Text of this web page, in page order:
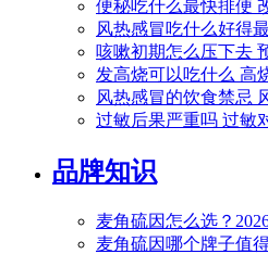
便秘吃什么最快排便
风热感冒吃什么好得
咳嗽初期怎么压下去
发高烧可以吃什么 高
风热感冒的饮食禁忌
过敏后果严重吗 过敏
品牌知识
麦角硫因怎么选？
麦角硫因哪个牌子值